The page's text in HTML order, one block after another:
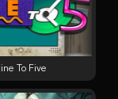
To Five